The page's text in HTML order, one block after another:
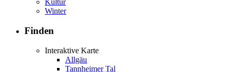
Kultur
Winter
Finden
Interaktive Karte
Allgäu
Tannheimer Tal